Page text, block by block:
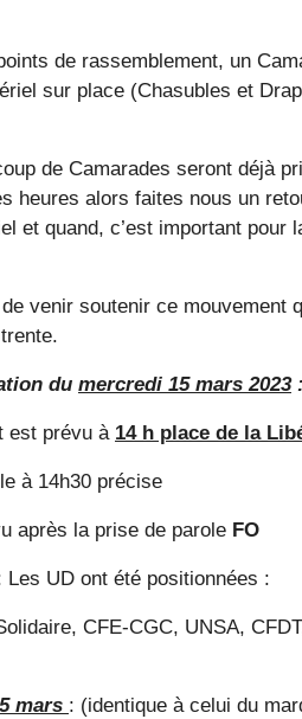
de rassemblement, un
sur place (Chasubles et
de Camarades seront déjà
heures alors faites nous un
et quand, c’est important pour
venir soutenir ce mouvement
du mercredi 15 mars 2023:
est prévu à 14 h place de la
à 14h30 précise
après la prise de parole FO
UD ont été positionnées :
CFE-CGC, UNSA,
mars : (identique à celui du